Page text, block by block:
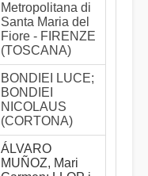
Metropolitana di
Santa Maria del
Fiore - FIRENZE
(TOSCANA)
BONDIEI LUCE;
BONDIEI
NICOLAUS
(CORTONA)
ÁLVARO
MUÑOZ, Mari